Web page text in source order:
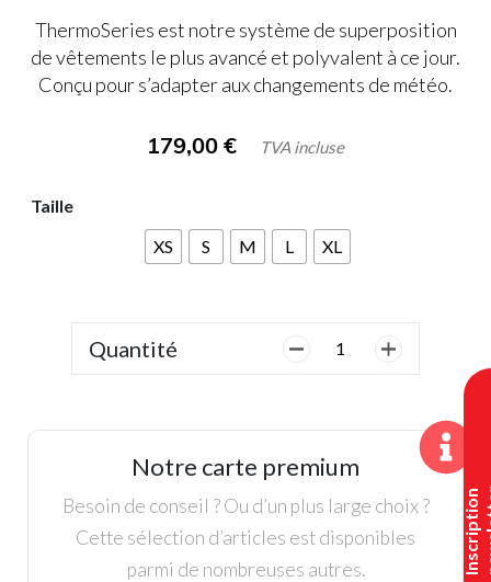
I
n
s
c
r
i
p
t
i
o
n
n
e
w
s
l
e
t
t
e
ThermoSeries est notre système de superposition
de vêtements le plus avancé et polyvalent à ce jour.
Conçu pour s’adapter aux changements de météo.
179,00 € TVA incluse
Taille
XS
S M L XL
Quantité
quantité
Veste
Dame,
Marine
Notre carte premium
Besoin de conseil ? Ou d’un plus large choix ?
Cette sélection d’articles est disponibles
parmi de nombreuses autres.